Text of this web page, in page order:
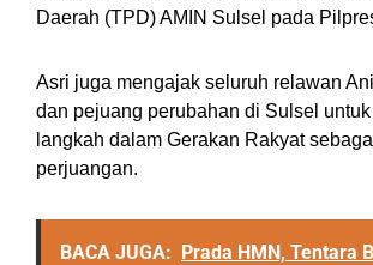
Daerah (TPD) AMIN Sulsel pada
Asri juga mengajak seluruh relawan
dan pejuang perubahan di Sulsel
langkah dalam Gerakan Rakyat
perjuangan.
BACA JUGA: Prada HMN, Tentara